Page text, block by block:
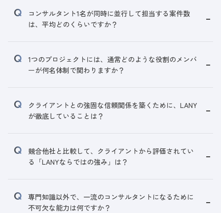
コンサルタント1名が同時に並行して担当する案件数
は、平均どのくらいですか？
1つのプロジェクトには、通常どのような役割のメンバ
ーが何名体制で関わりますか？
クライアントとの強固な信頼関係を築くために、LANY
が徹底していることは？
競合他社と比較して、クライアントから評価されてい
る「LANYならではの強み」は？
専門知識以外で、一流のコンサルタントになるために
不可欠な能力は何ですか？